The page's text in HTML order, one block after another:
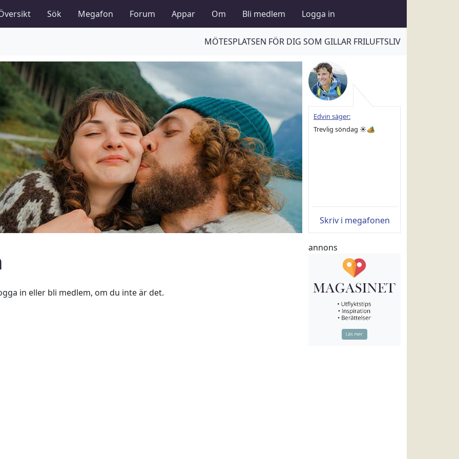
Sök Megafon Forum Appar Om Bli medlem Logga in
MÖTESPLATSEN FÖR DIG SOM GILLAR FRILUFTSLIV
in eller bli medlem, om du inte är det.
Edvin säger:
Trevlig söndag ☀️🏕
Skriv i megafonen
annons